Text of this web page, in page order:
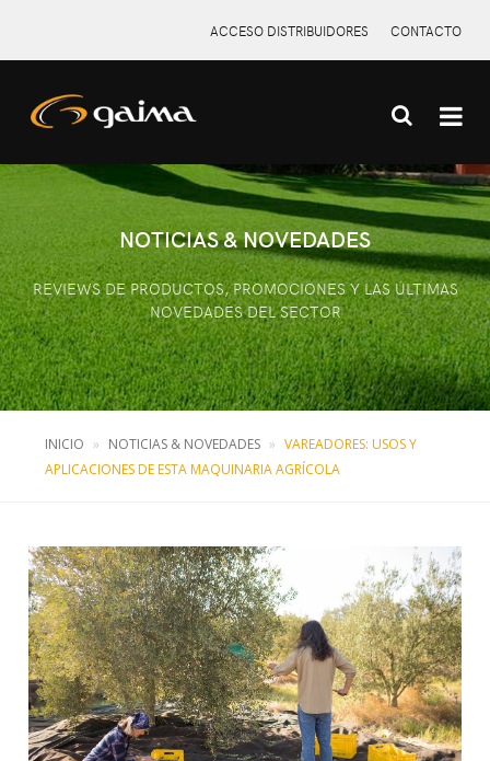
ACCESO DISTRIBUIDORES CONTACTO
X
NOTICIAS & NOVEDADES
REVIEWS DE PRODUCTOS, PROMOCIONES Y LAS ÚLTIMAS
NOVEDADES DEL SECTOR
INICIO NOTICIAS & NOVEDADES
VAREADORES: USOS Y
APLICACIONES DE ESTA MAQUINARIA AGRÍCOLA